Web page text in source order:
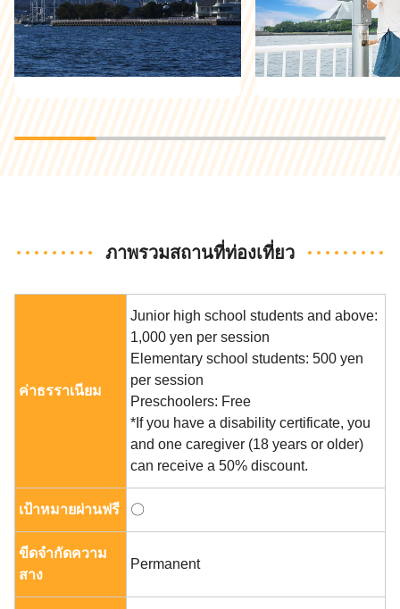
ภาพรวมสถานที่ท่องเที่ยว
ค่าธรราเนียม
Junior high school students and above:
1,000 yen per session
Elementary school students: 500 yen
per session
Preschoolers: Free
*If you have a disability certificate, you
and one caregiver (18 years or older)
can receive a 50% discount.
เป้าหมายผ่านฟรี 〇
ขีดจำกัดความ
สาง
Permanent